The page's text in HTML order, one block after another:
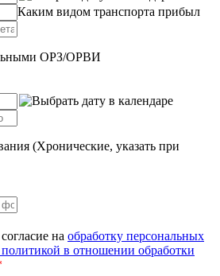
Каким видом транспорта прибыл
ОРЗ/ОРВИ
(Хронические, указать при
на обработку персональных
в отношении обработки